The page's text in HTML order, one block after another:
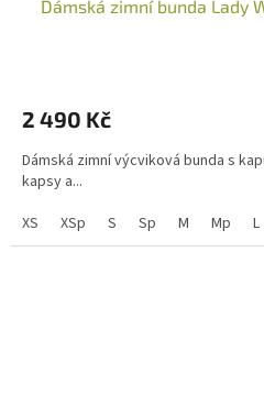
Dámská zimní bunda Lady
2 490 Kč
Dámská zimní výcviková bunda s
kapsy a...
XS
XSp S Sp M Mp L